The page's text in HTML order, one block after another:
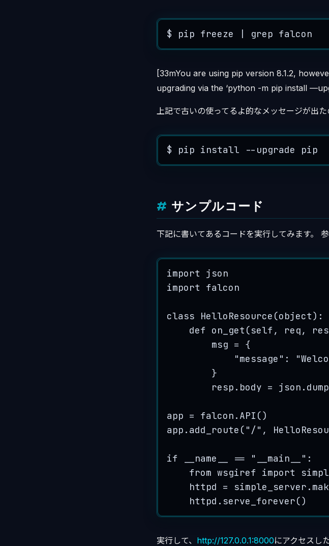
$ pip freeze grep falcon
[33mYou are using pip version 8.1.2,
upgrading via the ‘python -m pip install
上記で古いの使ってるよ的なメッセージが出
$ pip install -- upgrade pip
サンプルコード
下記に書いてあるコードを実行してみます。 参
import json
import falcon
class HelloResource(object):
def on_get(self, req,
msg = {
"message" :
}
resp.body =
app = falcon.API()
app.add_route( " /" ,
if __name__ == " __main__ " :
from wsgiref import
httpd =
httpd.serve_forever()
実行して、 http://127.0.0.1:8000にアクセスし